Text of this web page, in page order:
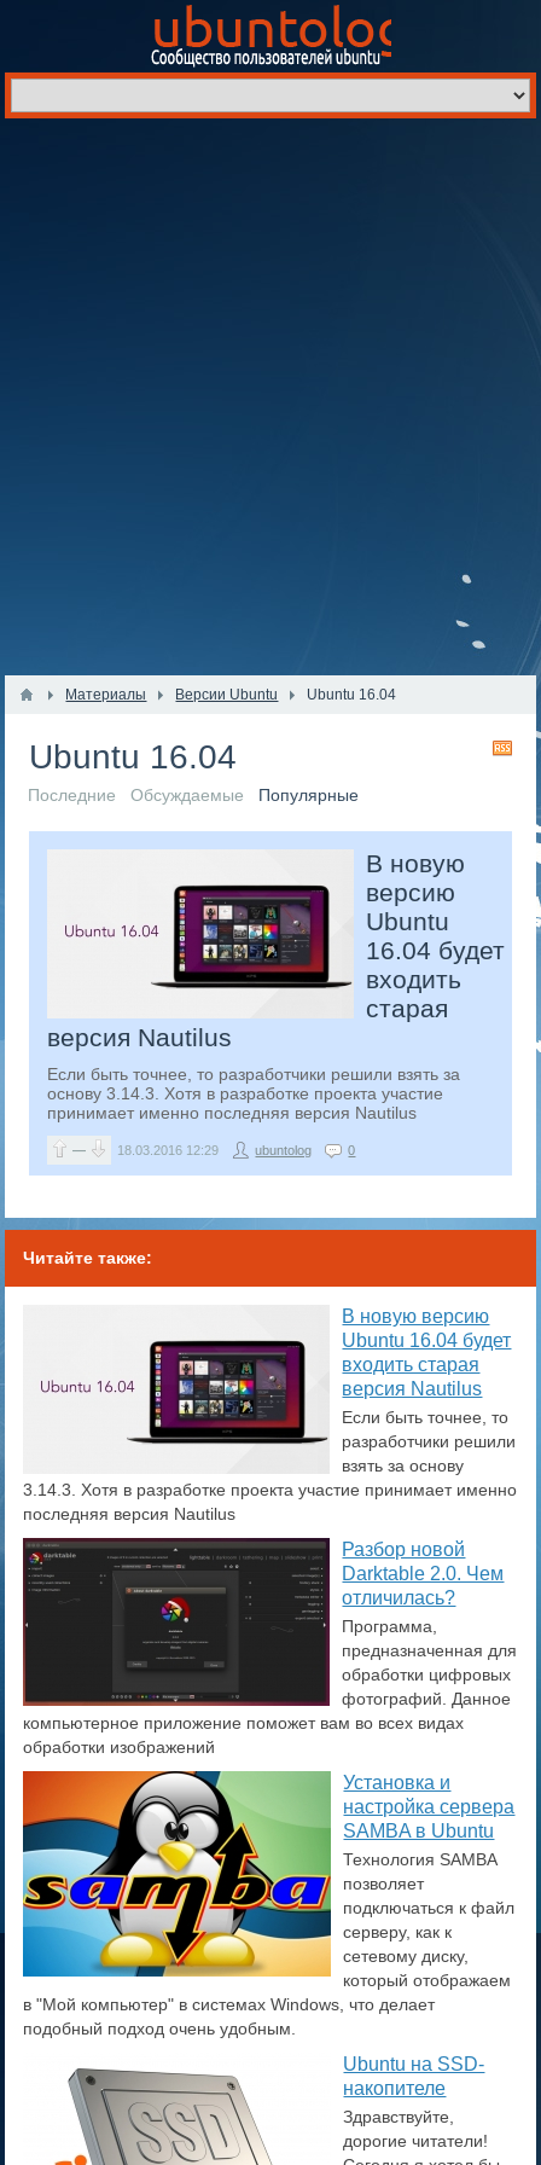
Материалы Версии Ubuntu Ubuntu 16.04
Ubuntu 16.04
Последние Обсуждаемые Популярные
​В новую
версию
Ubuntu
16.04 будет
входить
старая
версия Nautilus
Если быть точнее, то разработчики решили взять за
основу 3.14.3. Хотя в разработке проекта участие
принимает именно последняя версия Nautilus
— 18.03.2016 12:29 ubuntolog 0
Читайте также:
​В новую версию
Ubuntu 16.04 будет
входить старая
версия Nautilus
Если быть точнее, то
разработчики решили
взять за основу
3.14.3. Хотя в разработке проекта участие принимает именно
последняя версия Nautilus
Разбор новой
Darktable 2.0. Чем
отличилась?
Программа,
предназначенная для
обработки цифровых
фотографий. Данное
компьютерное приложение поможет вам во всех видах
обработки изображений
​Установка и
настройка сервера
SAMBA в Ubuntu
Технология SAMBA
позволяет
подключаться к файл
серверу, как к
сетевому диску,
который отображаем
в "Мой компьютер" в системах Windows, что делает
подобный подход очень удобным.
Ubuntu на SSD-
накопителе
Здравствуйте,
дорогие читатели!